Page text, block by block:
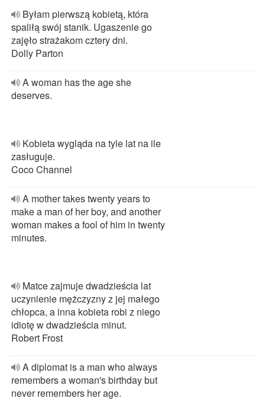
Byłam pierwszą kobietą, która
spaliłą swój stanik. Ugaszenie go
zajęło strażakom cztery dni.
Dolly Parton
A woman has the age she
deserves.
Kobieta wygląda na tyle lat na ile
zasługuje.
Coco Channel
A mother takes twenty years to
make a man of her boy, and another
woman makes a fool of him in twenty
minutes.
Matce zajmuje dwadzieścia lat
uczynienie mężczyzny z jej małego
chłopca, a inna kobieta robi z niego
idiotę w dwadzieścia minut.
Robert Frost
A diplomat is a man who always
remembers a woman's birthday but
never remembers her age.